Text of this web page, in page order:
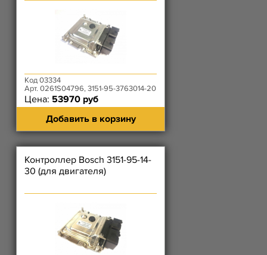
Код 03334
Арт. 0261S04796, 3151-95-3763014-20
Цена: 53970 руб
Добавить в корзину
Контроллер Bosch 3151-95-14-
30 (для двигателя)